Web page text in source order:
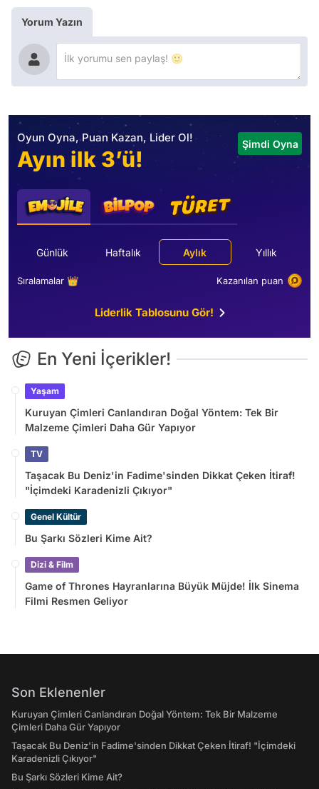
Yorum Yazın
Oyun Oyna, Puan Kazan, Lider Ol!
Ayın ilk 3’ü!
Şimdi Oyna
Günlük Haftalık Aylık Yıllık
Sıralamalar 👑 Kazanılan puan
Liderlik Tablosunu Gör!
En Yeni İçerikler!
Yaşam
Kuruyan Çimleri Canlandıran Doğal Yöntem: Tek Bir
Malzeme Çimleri Daha Gür Yapıyor
TV
Taşacak Bu Deniz'in Fadime'sinden Dikkat Çeken İtiraf!
"İçimdeki Karadenizli Çıkıyor"
Genel Kültür
Bu Şarkı Sözleri Kime Ait?
Dizi & Film
Game of Thrones Hayranlarına Büyük Müjde! İlk Sinema
Filmi Resmen Geliyor
Son Eklenenler
Kuruyan Çimleri Canlandıran Doğal Yöntem: Tek Bir Malzeme
Çimleri Daha Gür Yapıyor
Taşacak Bu Deniz'in Fadime'sinden Dikkat Çeken İtiraf! "İçimdeki
Karadenizli Çıkıyor"
Bu Şarkı Sözleri Kime Ait?